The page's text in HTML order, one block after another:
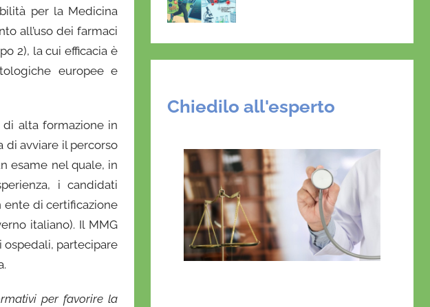
per la Medicina
all’uso dei farmaci
2), la cui efficacia è
europee e
alta formazione in
avviare il percorso
esame nel quale, in
i candidati
ente di certificazione
italiano). Il MMG
partecipare
per favorire la
Chiedilo all'esperto